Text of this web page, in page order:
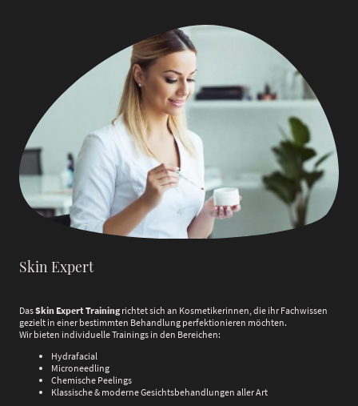
Skin Expert
DasSkin Expert Trainingrichtet sich an Kosmetikerinnen, die ihr Fachwissen
gezielt in einer bestimmten Behandlung perfektionieren möchten.
Wir bieten individuelle Trainings in den Bereichen:
Hydrafacial
Microneedling
Chemische Peelings
Klassische & moderne Gesichtsbehandlungen aller Art